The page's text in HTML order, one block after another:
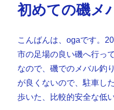
初めての磯メ
こんばんは、ogaです。
市の足場の良い磯へ行っ
なので、磯でのメバル釣
が良くないので、駐車し
歩いた、比較的安全な低